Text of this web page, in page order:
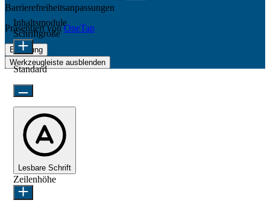
Barrierefreiheitsanpassungen
Präsentiert vonOneTap
Erklärung
Werkzeugleiste ausblenden
Inhaltsmodule
Schriftgröße
Standard
Lesbare Schrift
Zeilenhöhe